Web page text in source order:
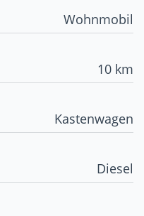
Wohnmobil
10 km
Kastenwagen
Diesel